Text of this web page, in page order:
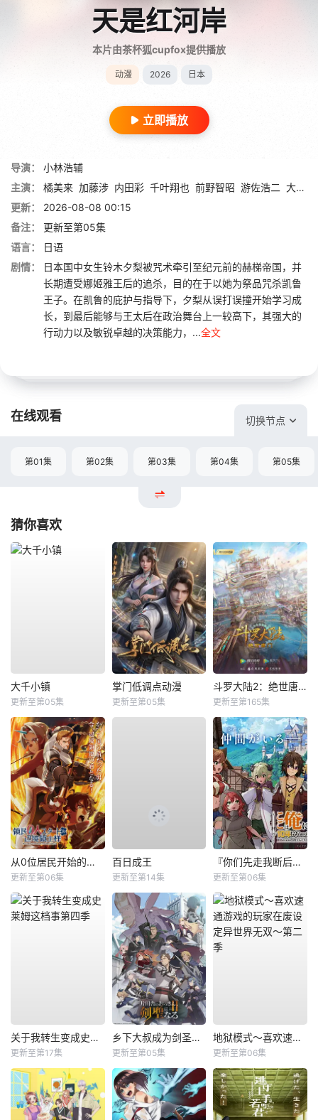
天是红河岸
本片由茶杯狐cupfox提供播放
动漫 2026 日本
立即播放
导演：
小林浩辅
主演：
橘美来 加藤涉 内田彩 千叶翔也 前野智昭 游佐浩二 大野智敬
更新：
2026-08-08 00:15
备注：
更新至第05集
语言：
日语
剧情：
日本国中女生铃木夕梨被咒术牵引至纪元前的赫梯帝国，并
长期遭受娜姬雅王后的追杀，目的在于以她为祭品咒杀凯鲁
王子。在凯鲁的庇护与指导下，夕梨从误打误撞开始学习成
长，到最后能够与王太后在政治舞台上一较高下，其强大的
行动力以及敏锐卓越的决策能力，...全文
在线观看 切换节点
第01集 第02集 第03集 第04集 第05集
猜你喜欢
大千小镇
更新至第05集
掌门低调点动漫
更新至第05集
斗罗大陆2：绝世唐门
更新至第165集
从0位居民开始的边境领主大人
更新至第06集
百日成王
更新至第14集
『你们先走我断后』，于是10年后我成为了传说
更新至第06集
关于我转生变成史莱姆这档事第四季
更新至第17集
乡下大叔成为剑圣第二季
更新至第05集
地狱模式～喜欢速通游戏的玩家在废设定异世界无双～第二季
更新至第06集